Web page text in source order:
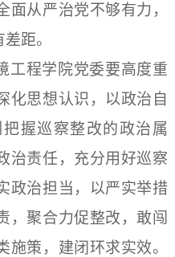
面从严治党不够有力，
距。
工程学院党委要高度重
化思想认识，以政治自
握巡察整改的政治属
治责任，充分用好巡察
政治担当，以严实举措
，聚合力促整改，敢闯
策，建闭环求实效。